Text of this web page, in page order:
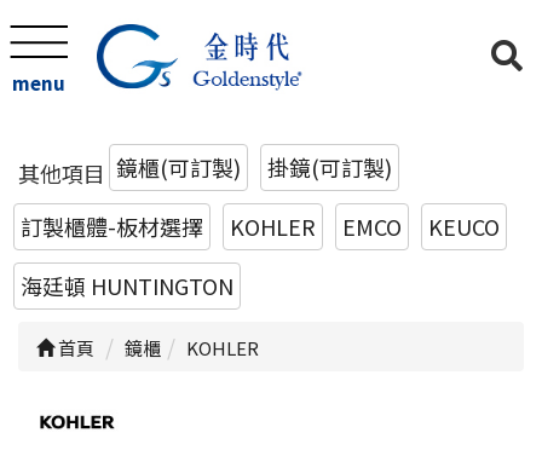
menu
其他項目 鏡櫃(可訂製)
掛鏡(可訂製)
訂製櫃體-板材選擇
KOHLER EMCO
KEUCO
海廷頓 HUNTINGTON
首頁 鏡櫃 KOHLER